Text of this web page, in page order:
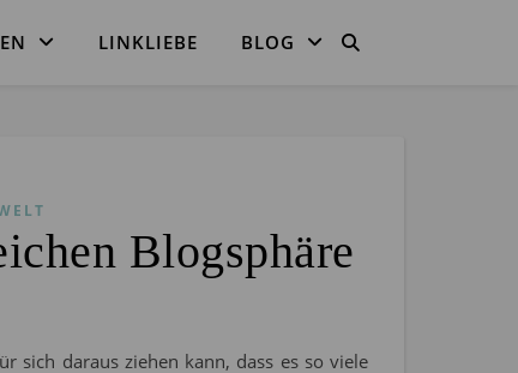
LINKLIEBE BLOG
Blogsphäre
sich daraus ziehen kann, dass es so viele